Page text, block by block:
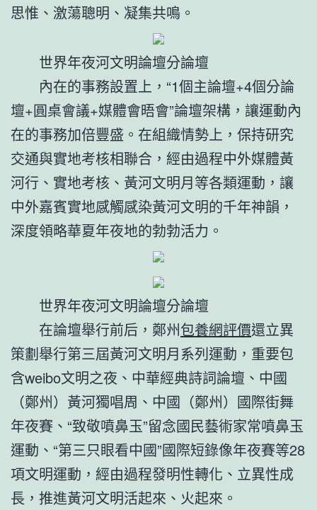
思惟、激蕩聰明、凝集共鳴。
世界年夜河文明論壇分論壇
內在的事務設置上，“1個主論壇+4個分論
壇+圓桌會議+媒體會晤會”論壇架構，讓運動內
在的事務加倍豐盛。在組織情勢上，保持研究
交通與實地考核相聯合，經由過程中外媒體黃
河行、實地考核、黃河文明月等各類運動，讓
中外嘉賓實地感觸感染黃河文明的千年神韻，
深度領略華夏年夜地的勃勃活力。
世界年夜河文明論壇分論壇
在論壇舉行前后，鄭州包養網評價還立異
策劃舉行第三屆黃河文明月系列運動，重要包
含weibo文明之夜、中華經典詩詞論壇、中國
（鄭州）黃河獨唱周、中國（鄭州）國際街舞
年夜賽、“致敬噴鼻玉”留念國民藝術家常噴鼻玉
運動、“第三只眼看中國”國際短錄像年夜賽等28
項文明運動，經由過程發明性轉化、立異性成
長，推進黃河文明活起來、火起來。